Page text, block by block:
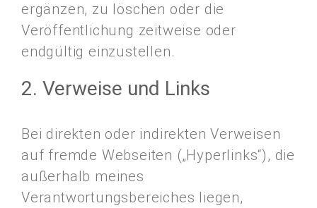
ergänzen, zu löschen oder die
Veröffentlichung zeitweise oder
endgültig einzustellen.
2. Verweise und Links
Bei direkten oder indirekten Verweisen
auf fremde Webseiten („Hyperlinks“), die
außerhalb meines
Verantwortungsbereiches liegen,